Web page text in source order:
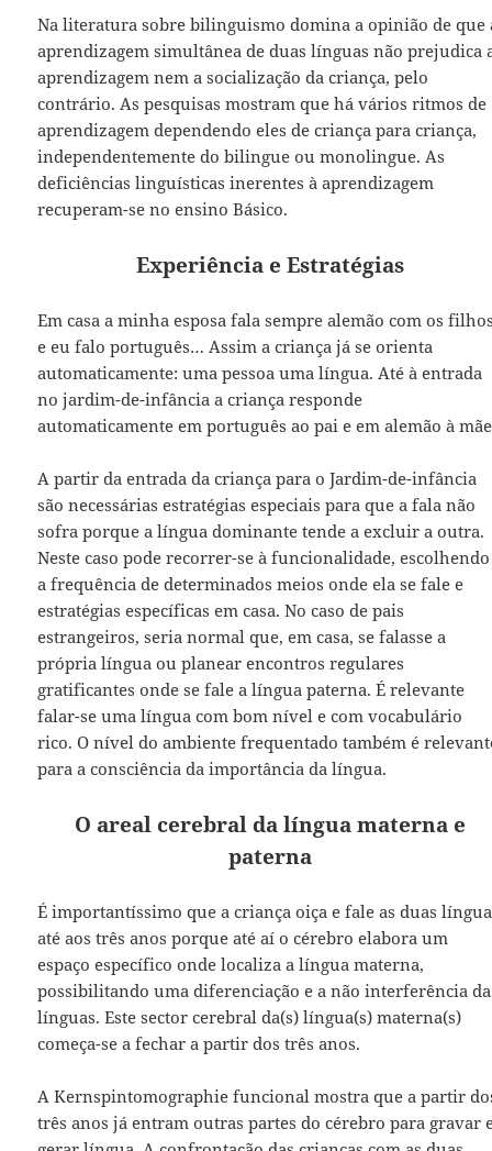
Na literatura sobre bilinguismo domina a opinião de que
aprendizagem simultânea de duas línguas não prejudica
aprendizagem nem a socialização da criança, pelo
contrário. As pesquisas mostram que há vários ritmos de
aprendizagem dependendo eles de criança para criança,
independentemente do bilingue ou monolingue. As
deficiências linguísticas inerentes à aprendizagem
recuperam-se no ensino Básico.
Experiência e Estratégias
Em casa a minha esposa fala sempre alemão com os
e eu falo português… Assim a criança já se orienta
automaticamente: uma pessoa uma língua. Até à entrada
no jardim-de-infância a criança responde
automaticamente em português ao pai e em alemão à
A partir da entrada da criança para o Jardim-de-infância
são necessárias estratégias especiais para que a fala não
sofra porque a língua dominante tende a excluir a outra.
Neste caso pode recorrer-se à funcionalidade, escolhendo
a frequência de determinados meios onde ela se fale e
estratégias específicas em casa. No caso de pais
estrangeiros, seria normal que, em casa, se falasse a
própria língua ou planear encontros regulares
gratificantes onde se fale a língua paterna. É relevante
falar-se uma língua com bom nível e com vocabulário
rico. O nível do ambiente frequentado também é
para a consciência da importância da língua.
O areal cerebral da língua materna e
paterna
É importantíssimo que a criança oiça e fale as duas
até aos três anos porque até aí o cérebro elabora um
espaço específico onde localiza a língua materna,
possibilitando uma diferenciação e a não interferência
línguas. Este sector cerebral da(s) língua(s) materna(s)
começa-se a fechar a partir dos três anos.
A Kernspintomographie funcional mostra que a partir
três anos já entram outras partes do cérebro para gravar